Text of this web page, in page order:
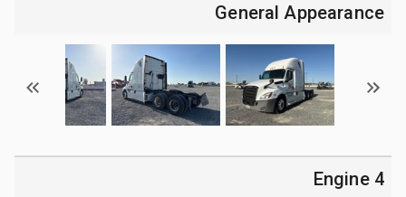
General Appearance
4 Engine